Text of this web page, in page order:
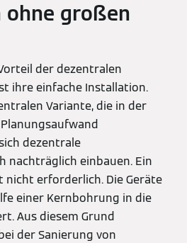
großen
der dezentralen
ihre einfache Installation.
Variante, die in der
dezentrale
nachträglich einbauen. Ein
erforderlich. Die Geräte
einer Kernbohrung in die
Aus diesem Grund
der Sanierung von